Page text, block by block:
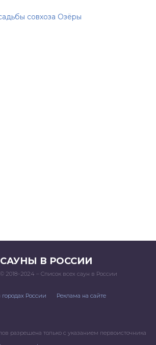
совхоза Озёры
САУНЫ В РОССИИ
© 2018–2024 – Список всех саун в России
России Реклама на сайте
разрешена только с указанием первоисточника